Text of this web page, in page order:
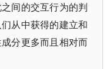
间的交互行为的判
从中获得的建立和
分更多而且相对而